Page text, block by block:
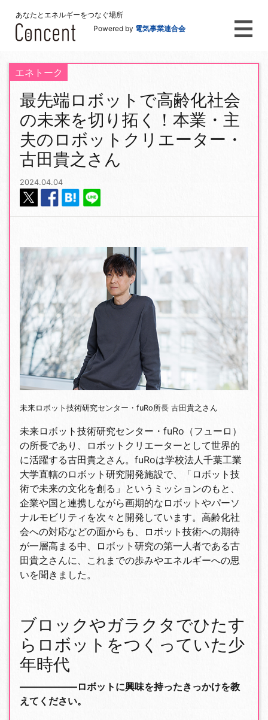
あなたとエネルギーをつなぐ場所
Powered by 電気事業連合会
エネトーク
最先端ロボットで高齢化社会
の未来を切り拓く！本業・主
夫のロボットクリエーター・
古田貴之さん
2024.04.04
未来ロボット技術研究センター・fuRo所長 古田貴之さん
未来ロボット技術研究センター・fuRo（フューロ）
の所長であり、ロボットクリエーターとして世界的
に活躍する古田貴之さん。fuRoは学校法人千葉工業
大学直轄のロボット研究開発施設で、「ロボット技
術で未来の文化を創る」というミッションのもと、
企業や国と連携しながら画期的なロボットやパーソ
ナルモビリティを次々と開発しています。高齢化社
会への対応などの面からも、ロボット技術への期待
が一層高まる中、ロボット研究の第一人者である古
田貴之さんに、これまでの歩みやエネルギーへの思
いを聞きました。
ブロックやガラクタでひたす
らロボットをつくっていた少
年時代
――――――ロボットに興味を持ったきっかけを教
えてください。